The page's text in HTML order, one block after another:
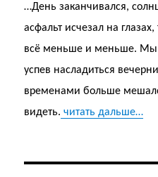
…День заканчивался,
асфальт исчезал на
всё меньше и меньше. Мы
успев насладиться
временами больше
видеть. читать дальше…